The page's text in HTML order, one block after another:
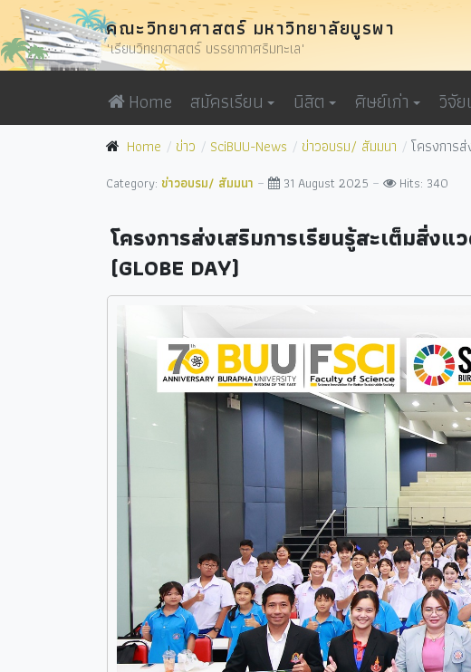
คณะวิทยาศาสตร์ มหาวิทยาลัยบูรพา
"เรียนวิทยาศาสตร์ บรรยากาศริมทะเล"
Home สมัครเรียน นิสิต ศิษย์เก่า วิจั
Home ข่าว SciBUU-News ข่าวอบรม/ สัมมนา โครงการ
Category: ข่าวอบรม/ สัมมนา 31 August 2025 Hits: 340
โครงการส่งเสริมการเรียนรู้สะเต็มสิ่
(GLOBE DAY)